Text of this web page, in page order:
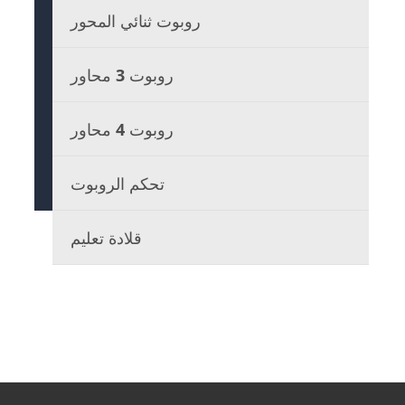
روبوت ثنائي المحور
روبوت 3 محاور
روبوت 4 محاور
تحكم الروبوت
قلادة تعليم